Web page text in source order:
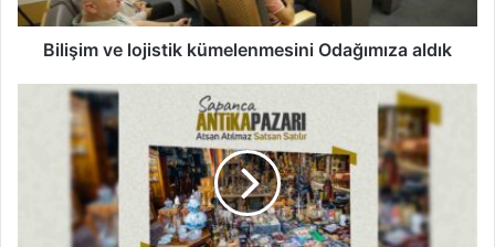
Bilişim ve lojistik kümelenmesini Odağımıza aldık
Sapanca